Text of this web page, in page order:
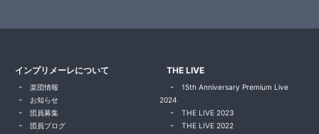
インプリメーレについて
楽団情報
お知らせ
団員募集
団員ブログ
THE LIVE
15th Anniversary Premium Live
2024
THE LIVE 2023
THE LIVE 2022